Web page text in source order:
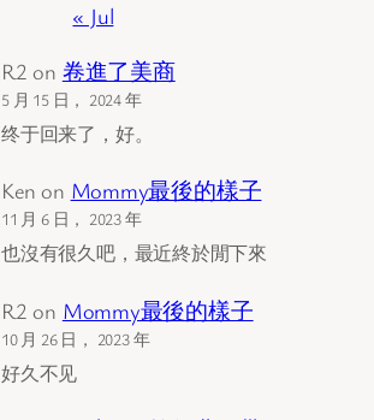
« Jul
R2 on 卷進了美商
5 月 15 日， 2024 年
终于回来了，好。
Ken on Mommy最後的樣子
11 月 6 日， 2023 年
也沒有很久吧，最近終於閒下來
R2 on Mommy最後的樣子
10 月 26 日， 2023 年
好久不见